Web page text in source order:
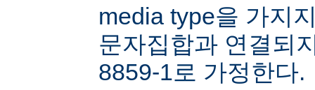
media type을 가지
문자집합과 연결되
8859-1로 가정한다.